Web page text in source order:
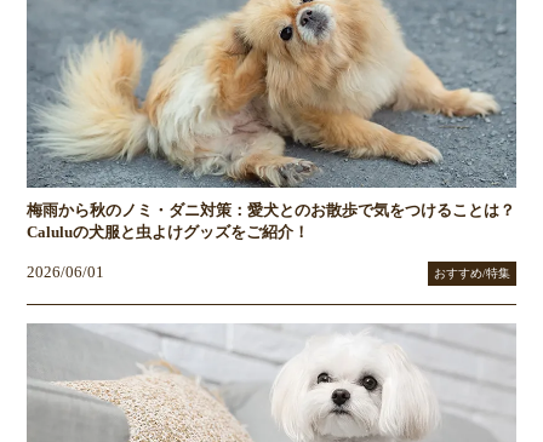
梅雨から秋のノミ・ダニ対策：愛犬とのお散歩で気をつけることは？
Caluluの犬服と虫よけグッズをご紹介！
2026/06/01 おすすめ/特集